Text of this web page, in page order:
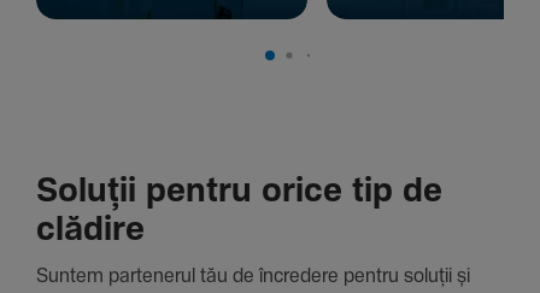
Soluții pentru orice tip de
clădire
Suntem parte­nerul tău de încre­dere pentru soluții și